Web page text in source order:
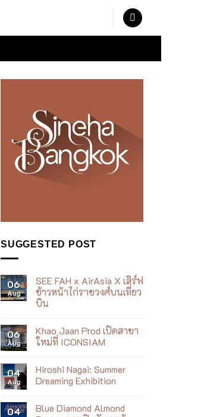
SUGGESTED POST
06
Aug
SEE FAH x AirAsia X เสิร์ฟ
ข้าวหน้าไก่ราชวงศ์บนเที่ยว
บิน
on
SEE
FAH
X
เสิร์ฟ
ข้าว
ราชวงศ์
06
Aug
Khao Jaan Prod เปิดสาขา
ใหม่ที่ ICONSIAM
on
Khao
Jaan
สาขา
04
Aug
Hiroshi Nagai: Summer
Dreaming Exhibition
on
04
Blue Diamond Almond